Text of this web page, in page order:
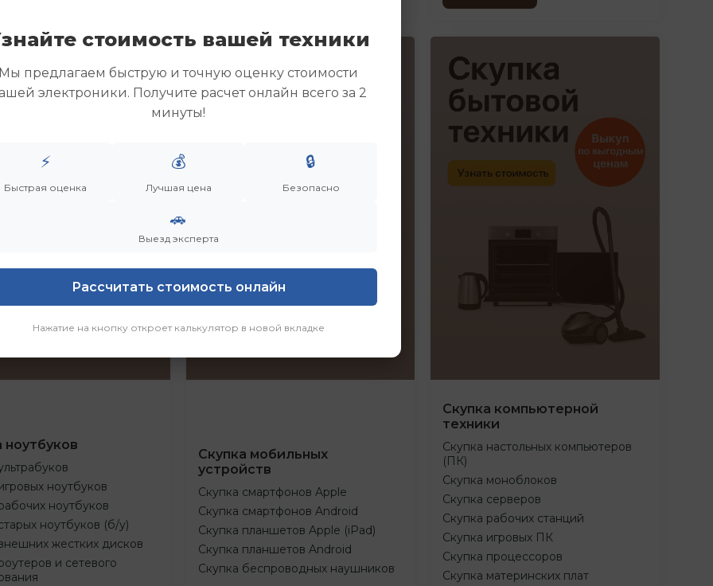
ноутбуков
ноутбуков
ноутбуков
ноутбуков (б/у)
жестких дисков
и сетевого
Скупка мобильных
устройств
Скупка смартфонов Apple
Скупка смартфонов Android
Скупка планшетов Apple (iPad)
Скупка планшетов Android
Скупка беспроводных наушников
Скупка компьютерной
техники
Скупка настольных компьютеров
(ПК)
Скупка моноблоков
Скупка серверов
Скупка рабочих станций
Скупка игровых ПК
Скупка процессоров
Скупка материнских плат
стоимость вашей техники
предлагаем быструю и точную оценку стоимости
электроники. Получите расчет онлайн всего за 2
минуты!
⚡
Быстрая оценка
💰
Лучшая цена
🔒
Безопасно
🚗
Выезд эксперта
Рассчитать стоимость онлайн
Нажатие на кнопку откроет калькулятор в новой вкладке